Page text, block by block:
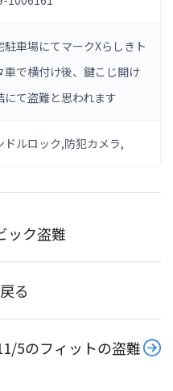
駐車場にてマークXらしきト
車で横付け後、鍵こじ開け
にて盗難と思われます
ドルロック,防犯カメラ,
ック盗難
る
5のフィットの盗難